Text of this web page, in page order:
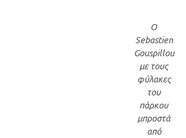
Ο
Sebastien
Gouspillou
με τους
φύλακες
του
πάρκου
μπροστά
από